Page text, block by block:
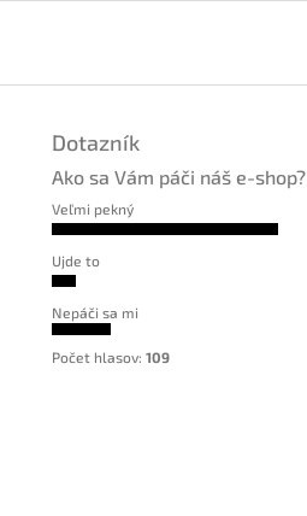
Dotazník
Ako sa Vám páči náš e-shop?
Veľmi pekný
Ujde to
Nepáči sa mi
Počet hlasov: 109